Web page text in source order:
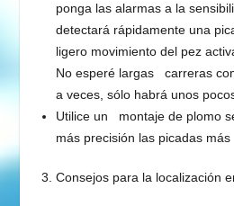
ponga las alarmas a la
detectará rápidamente una
ligero movimiento del pez
No esperé largas carreras
a veces, sólo habrá unos
Utilice un montaje de plomo
más precisión las picadas
Consejos para la localización